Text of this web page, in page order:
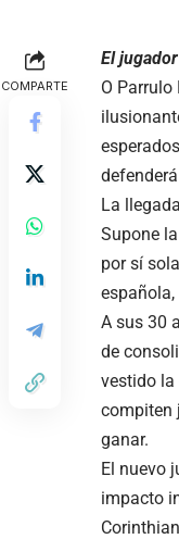
COMPARTE
El
O Parrulo
La
Supone
por sí
A sus 30
de
vestido la
compiten
ganar.
El nuevo
impacto